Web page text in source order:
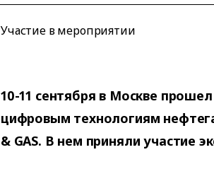
Участие в мероприятии
10-11 сентября в Москве
цифровым технологиям
& GAS. В нем приняли участие